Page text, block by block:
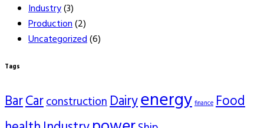
Industry(3)
Production(2)
Uncategorized(6)
Tags
BarCarconstructionDairyenergy finance Food